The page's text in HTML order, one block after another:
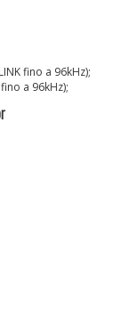
fino a 96kHz);
a 96kHz);